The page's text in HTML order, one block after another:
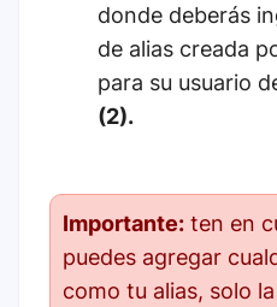
donde deberás
de alias creada
para su usuario
(2).
Importante: ten en
puedes agregar
como tu alias, solo